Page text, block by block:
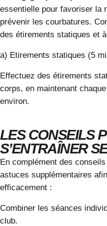
essentielle pour favoriser la
prévenir les courbatures.
des étirements statiques et
a) Etirements statiques (5
Effectuez des étirements
corps, en maintenant
environ.
LES CONSEILS
S’ENTRAÎNER
En complément des
astuces supplémentaires
efficacement :
Combiner les séances
club.